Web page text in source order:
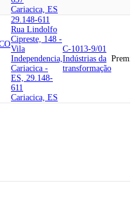
Cariacica, ES
29.148-611
Rua Lindolfo
Cipreste, 148 -
Vila
Independencia,
Cariacica -
ES, 29.148-
611
Cariacica, ES
C-1013-9/01
Indústrias da
transformação